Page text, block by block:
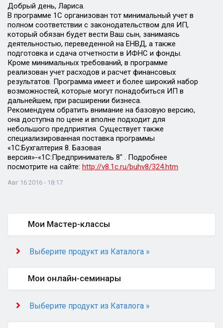
Добрый день, Лариса.
В программе 1С организован тот минимальный учет в
полном соответствии с законодательством для ИП,
который обязан будет вести Ваш сын, занимаясь
деятельностью, переведенной на ЕНВД, а также
подготовка и сдача отчетности в ИФНС и фонды.
Кроме минимальных требований, в программе
реализован учет расходов и расчет финансовых
результатов. Программа имеет и более широкий набор
возможностей, которые могут понадобиться ИП в
дальнейшем, при расширении бизнеса.
Рекомендуем обратить внимание на базовую версию,
она доступна по цене и вполне подходит для
небольшого предприятия. Существует также
специализированная поставка программы
«1С:Бухгалтерия 8. Базовая
версия»-«1С:Предприниматель 8″ . Подробнее
посмотрите на сайте: http://v8.1c.ru/buhv8/324.htm
Авг 16 2016 - 18:17
Мои Мастер-классы
Выберите продукт из Каталога »
Мои онлайн-семинары
Выберите продукт из Каталога »